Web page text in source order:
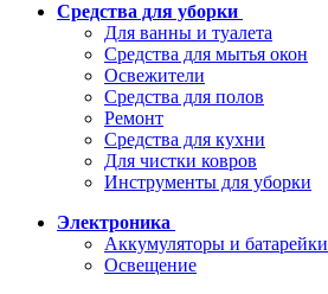
Средства для уборки
Для ванны и туалета
Средства для мытья окон
Освежители
Средства для полов
Ремонт
Средства для кухни
Для чистки ковров
Инструменты для уборки
Электроника
Аккумуляторы и батарейки
Освещение